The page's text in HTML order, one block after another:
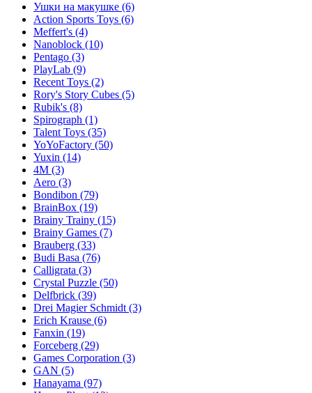
Ушки на макушке (6)
Action Sports Toys (6)
Meffert's (4)
Nanoblock (10)
Pentago (3)
PlayLab (9)
Recent Toys (2)
Rory's Story Cubes (5)
Rubik's (8)
Spirograph (1)
Talent Toys (35)
YoYoFactory (50)
Yuxin (14)
4M (3)
Aero (3)
Bondibon (79)
BrainBox (19)
Brainy Trainy (15)
Brainy Games (7)
Brauberg (33)
Budi Basa (76)
Calligrata (3)
Crystal Puzzle (50)
Delfbrick (39)
Drei Magier Schmidt (3)
Erich Krause (6)
Fanxin (19)
Forceberg (29)
Games Corporation (3)
GAN (5)
Hanayama (97)